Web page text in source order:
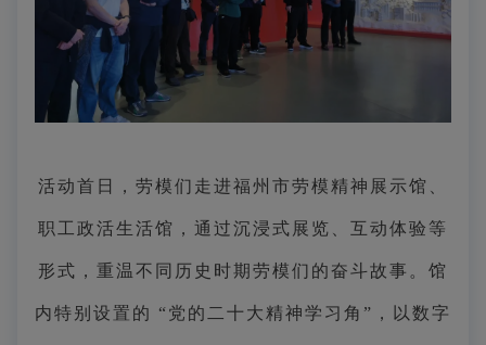
活动首日，劳模们走进福州市劳模精神展示馆、
职工政活生活馆，通过沉浸式展览、互动体验等
形式，重温不同历史时期劳模们的奋斗故事。馆
内特别设置的 “党的二十大精神学习角”，以数字